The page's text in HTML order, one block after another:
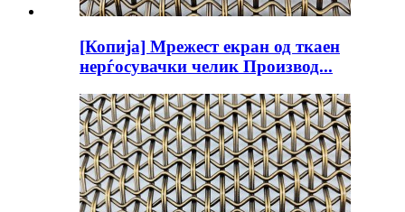
[Копија] Мрежест екран од ткаен
нерѓосувачки челик Производ...